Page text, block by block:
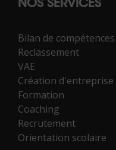
NOS SERVICES
Bilan de compétences
Reclassement
VAE
Création d'entreprise
Formation
Coaching
Recrutement
Orientation scolaire